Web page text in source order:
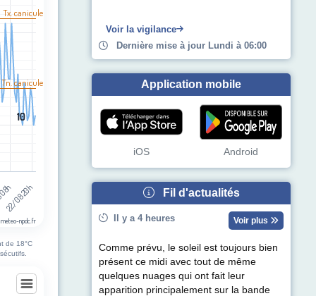
(°C). Data ranges from 10 to 38.
10
10
22/08 20h
meteo-npdc.fr
Tx. canicule
canicule
de 18°C
Voir la vigilance
Dernière mise à jour Lundi à 06:00
Application mobile
iOS Android
Fil d'actualités
Il y a 4 heures Voir plus
Comme prévu, le soleil est toujours bien
présent ce midi avec tout de même
quelques nuages qui ont fait leur
apparition principalement sur la bande